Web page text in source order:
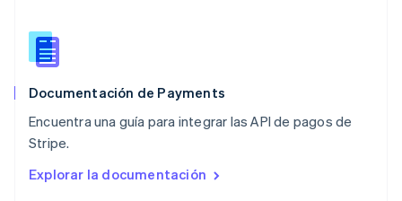
Documentación de Payments
Encuentra una guía para integrar las API de pagos de
Stripe.
Explorar la documentación
Português
RAE de Hong Kong, China
Reino Unido
República Checa
English
English